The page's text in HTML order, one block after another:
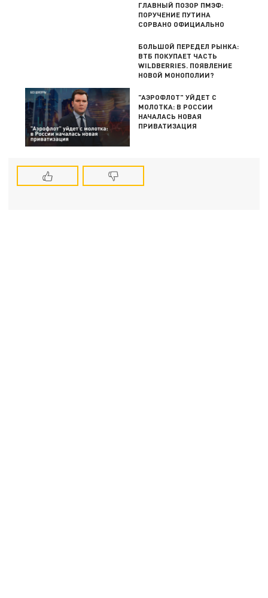
ГЛАВНЫЙ ПОЗОР ПМЭФ:
ПОРУЧЕНИЕ ПУТИНА
СОРВАНО ОФИЦИАЛЬНО
БОЛЬШОЙ ПЕРЕДЕЛ РЫНКА:
ВТБ ПОКУПАЕТ ЧАСТЬ
WILDBERRIES. ПОЯВЛЕНИЕ
НОВОЙ МОНОПОЛИИ?
"АЭРОФЛОТ" УЙДЕТ С
МОЛОТКА: В РОССИИ
НАЧАЛАСЬ НОВАЯ
ПРИВАТИЗАЦИЯ